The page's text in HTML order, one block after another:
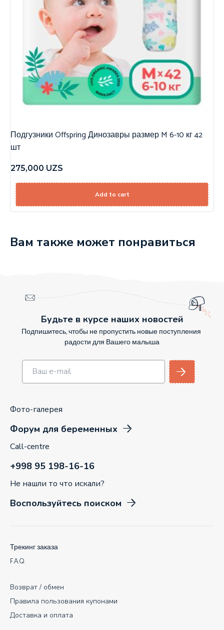
Подгузники Offspring Динозавры размер M 6-10 кг 42
шт
275,000 UZS
Add to cart
Вам также может понравиться
Будьте в курсе наших новостей
Подпишитесь, чтобы не пропустить новые поступления
радости для Вашего малыша
Фото-галерея
Форум для беременных
Call-centre
+998 95 198-16-16
Не нашли то что искали?
Воспользуйтесь поиском
Возврат / обмен
Правила пользования купонами
Доставка и оплата
Трекинг заказа
F.A.Q.